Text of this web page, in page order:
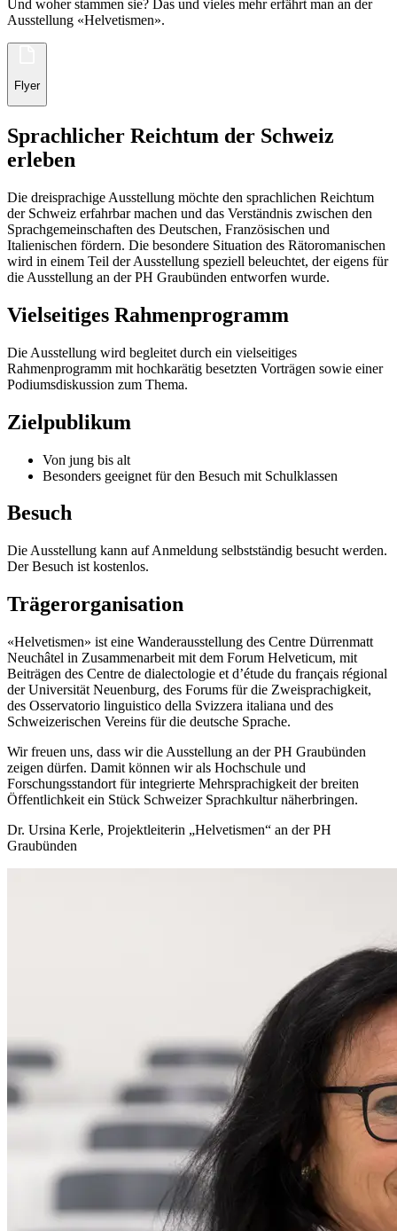
Und woher stammen sie? Das und vieles mehr erfährt man an der
Ausstellung «Helvetismen».
Flyer
Sprachlicher Reichtum der Schweiz
erleben
Die dreisprachige Ausstellung möchte den sprachlichen Reichtum
der Schweiz erfahrbar machen und das Verständnis zwischen den
Sprachgemeinschaften des Deutschen, Französischen und
Italienischen fördern. Die besondere Situation des Rätoromanischen
wird in einem Teil der Ausstellung speziell beleuchtet, der eigens für
die Ausstellung an der PH Graubünden entworfen wurde.
Vielseitiges Rahmenprogramm
Die Ausstellung wird begleitet durch ein vielseitiges
Rahmenprogramm mit hochkarätig besetzten Vorträgen sowie einer
Podiumsdiskussion zum Thema.
Zielpublikum
Von jung bis alt
Besonders geeignet für den Besuch mit Schulklassen
Besuch
Die Ausstellung kann auf Anmeldung selbstständig besucht werden.
Der Besuch ist kostenlos.
Trägerorganisation
«Helvetismen» ist eine Wanderausstellung des Centre Dürrenmatt
Neuchâtel in Zusammenarbeit mit dem Forum Helveticum, mit
Beiträgen des Centre de dialectologie et d’étude du français régional
der Universität Neuenburg, des Forums für die Zweisprachigkeit,
des Osservatorio linguistico della Svizzera italiana und des
Schweizerischen Vereins für die deutsche Sprache.
Wir freuen uns, dass wir die Ausstellung an der PH Graubünden
zeigen dürfen. Damit können wir als Hochschule und
Forschungsstandort für integrierte Mehrsprachigkeit der breiten
Öffentlichkeit ein Stück Schweizer Sprachkultur näherbringen.
Dr. Ursina Kerle, Projektleiterin „Helvetismen“ an der PH
Graubünden